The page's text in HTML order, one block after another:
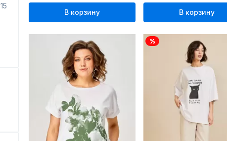
15
В корзину В корзину
%